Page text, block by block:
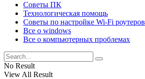
Советы ПК
Технологическая помощь
Советы по настройке Wi-Fi роутеров
Все о windows
Все о компьютерных проблемах
No Result
View All Result